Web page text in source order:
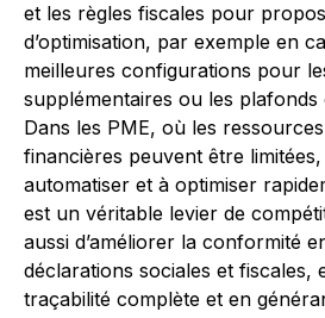
et les règles fiscales pour
d’optimisation, par exemple en
meilleures configurations pour
supplémentaires ou les plafonds
Dans les PME, où les
financières peuvent être
automatiser et à optimiser
est un véritable levier de
aussi d’améliorer la conformité
déclarations sociales et fiscales,
traçabilité complète et en